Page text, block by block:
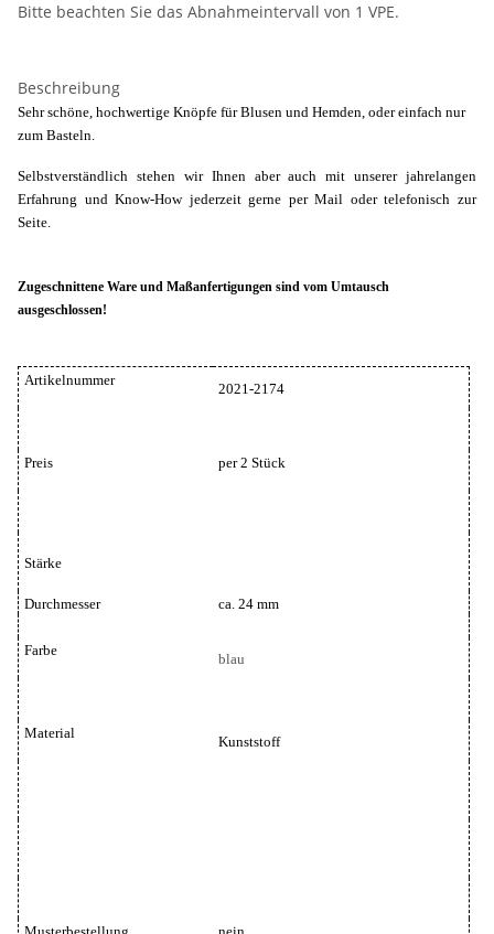
Bitte beachten Sie das Abnahmeintervall von 1 VPE.
Beschreibung
Sehr schöne, hochwertige Knöpfe für Blusen und Hemden, oder einfach nur
zum Basteln.
Selbstverständlich stehen wir Ihnen aber auch mit unserer jahrelangen
Erfahrung und Know-How jederzeit gerne per Mail oder telefonisch zur
Seite.
Zugeschnittene Ware und Maßanfertigungen sind vom Umtausch
ausgeschlossen!
Artikelnummer
2021-2174
Preis per 2 Stück
Stärke
Durchmesser ca. 24 mm
Farbe
blau
Material
Kunststoff